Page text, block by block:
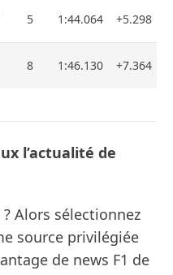
5 1:44.064 +5.298
8 1:46.130 +7.364
l’actualité de
Alors sélectionnez
source privilégiée
de news F1 de